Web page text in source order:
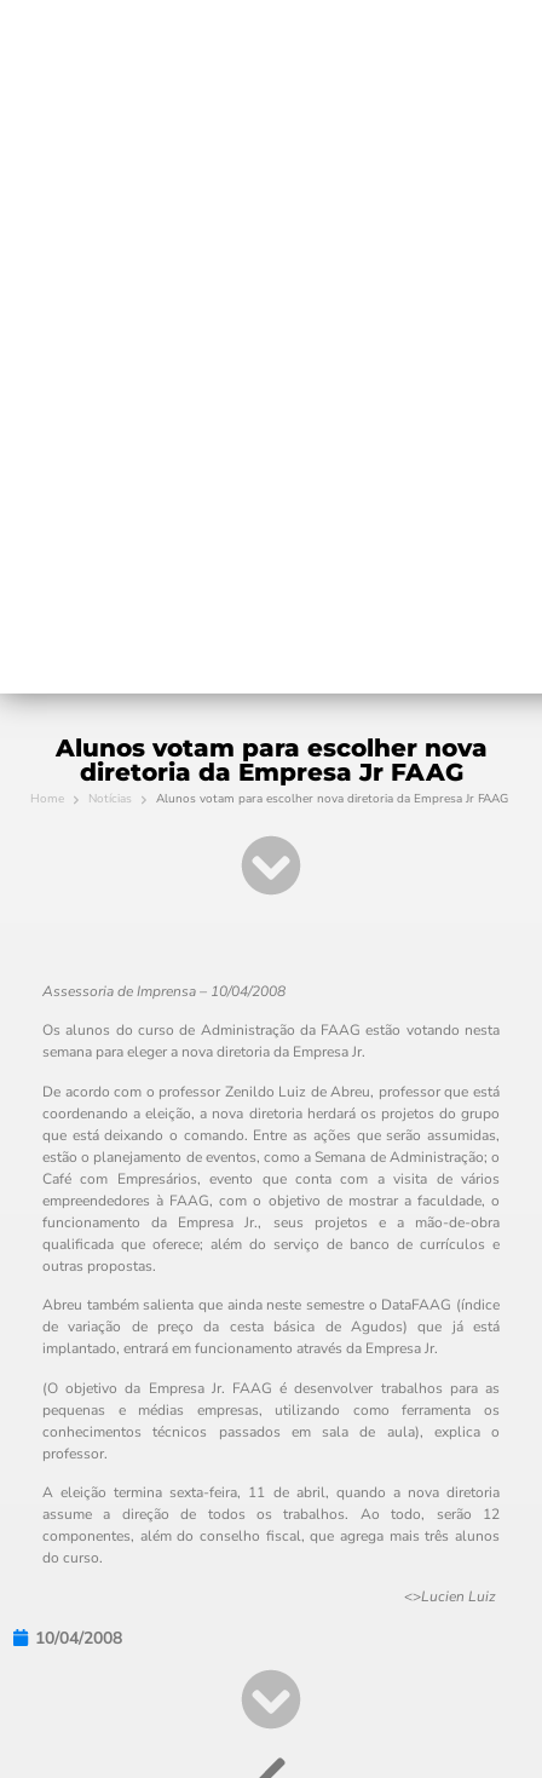
Alunos votam para escolher nova
diretoria da Empresa Jr FAAG
Home Notícias Alunos votam para escolher nova diretoria da Empresa Jr FAAG
Assessoria de Imprensa – 10/04/2008
Os alunos do curso de Administração da FAAG estão votando nesta
semana para eleger a nova diretoria da Empresa Jr.
De acordo com o professor Zenildo Luiz de Abreu, professor que está
coordenando a eleição, a nova diretoria herdará os projetos do grupo
que está deixando o comando. Entre as ações que serão assumidas,
estão o planejamento de eventos, como a Semana de Administração; o
Café com Empresários, evento que conta com a visita de vários
empreendedores à FAAG, com o objetivo de mostrar a faculdade, o
funcionamento da Empresa Jr., seus projetos e a mão-de-obra
qualificada que oferece; além do serviço de banco de currículos e
outras propostas.
Abreu também salienta que ainda neste semestre o DataFAAG (índice
de variação de preço da cesta básica de Agudos) que já está
implantado, entrará em funcionamento através da Empresa Jr.
(O objetivo da Empresa Jr. FAAG é desenvolver trabalhos para as
pequenas e médias empresas, utilizando como ferramenta os
conhecimentos técnicos passados em sala de aula), explica o
professor.
A eleição termina sexta-feira, 11 de abril, quando a nova diretoria
assume a direção de todos os trabalhos. Ao todo, serão 12
componentes, além do conselho fiscal, que agrega mais três alunos
do curso.
<>Lucien Luiz
10/04/2008